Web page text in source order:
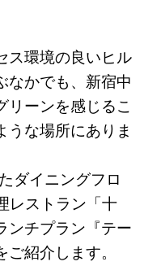
ス環境の良いヒル
なかでも、新宿中
リーンを感じるこ
うな場所にありま
ダイニングフロ
レストラン「十
ンチプラン『テー
紹介します。